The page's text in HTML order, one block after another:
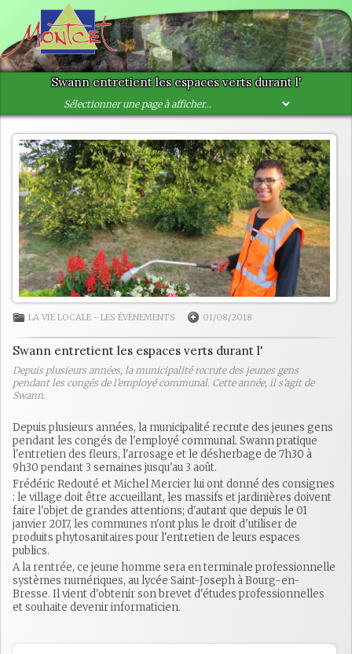
Swann entretient les espaces verts durant l'
LA VIE LOCALE - LES ÉVÈNEMENTS 01/08/2018
Swann entretient les espaces verts durant l'
Depuis plusieurs années, la municipalité recrute des jeunes gens
pendant les congés de l'employé communal. Cette année, il s'agit de
Swann.
Depuis plusieurs années, la municipalité recrute des jeunes gens
pendant les congés de l'employé communal. Swann pratique
l'entretien des fleurs, l'arrosage et le désherbage de 7h30 à
9h30 pendant 3 semaines jusqu'au 3 août.
Frédéric Redouté et Michel Mercier lui ont donné des consignes
: le village doit être accueillant, les massifs et jardinières doivent
faire l'objet de grandes attentions; d'autant que depuis le 01
janvier 2017, les communes n'ont plus le droit d'utiliser de
produits phytosanitaires pour l'entretien de leurs espaces
publics.
A la rentrée, ce jeune homme sera en terminale professionnelle
systèmes numériques, au lycée Saint-Joseph à Bourg-en-
Bresse. Il vient d'obtenir son brevet d'études professionnelles
et souhaite devenir informaticien.